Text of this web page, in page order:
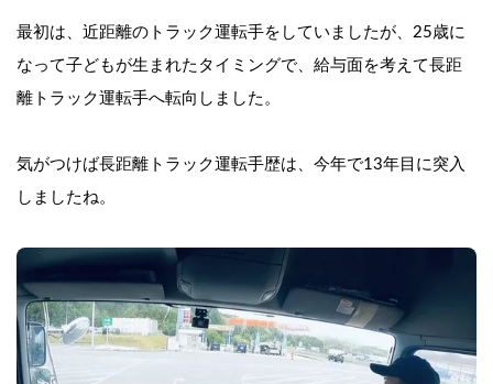
最初は、近距離のトラック運転手をしていましたが、25歳に
なって子どもが生まれたタイミングで、給与面を考えて長距
離トラック運転手へ転向しました。
気がつけば長距離トラック運転手歴は、今年で13年目に突入
しましたね。